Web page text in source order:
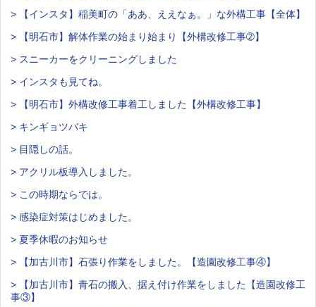
> 【インスタ】稲美町の「ああ、ええなぁ。」な外構工事【全体】
> 【明石市】解体作業の始まり始まり【外構改修工事➁】
> スニーカーをクリーニングしました
> インスタも見てね。
> 【明石市】外構改修工事着工しました【外構改修工事】
> キンギョツバキ
> 目隠しの話。
> アクリル板導入しました。
> この時期ならでは。
> 感染症対策はじめました。
> 夏季休暇のお知らせ
> 【加古川市】石張り作業をしました。【造園改修工事④】
> 【加古川市】青石の搬入、据え付け作業をしました【造園改修工
事③】